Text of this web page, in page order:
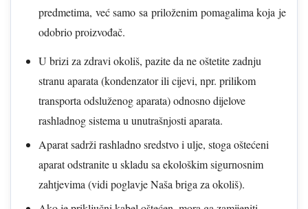
predmetima, već samo sa priloženim pomagalima koja je
odobrio proizvođač.
U brizi za zdravi okoliš, pazite da ne oštetite zadnju
stranu aparata (kondenzator ili cijevi, npr. prilikom
transporta odsluženog aparata) odnosno dijelove
rashladnog sistema u unutrašnjosti aparata.
Aparat sadrži rashladno sredstvo i ulje, stoga oštećeni
aparat odstranite u skladu sa ekološkim sigurnosnim
zahtjevima (vidi poglavje Naša briga za okoliš).